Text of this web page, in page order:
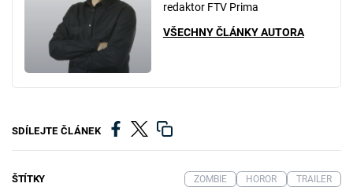
redaktor FTV Prima
VŠECHNY ČLÁNKY AUTORA
SDÍLEJTE ČLÁNEK
ŠTÍTKY ZOMBIE HOROR
TRAILER